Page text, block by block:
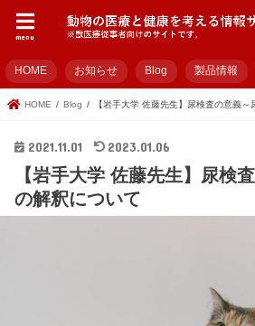
menu
HOME お知らせ Blog 製品情報
HOME Blog 【岩手大学 佐藤先生】尿検査の意義～
2021.11.01 2023.01.06
【岩手大学 佐藤先生】尿検
の解釈について